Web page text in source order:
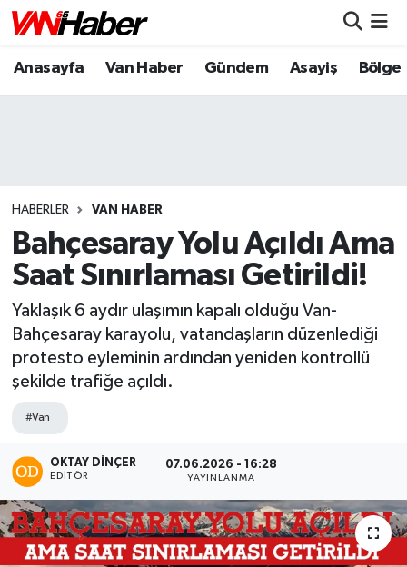
Anasayfa Van Haber Gündem Asayiş Bölge
HABERLER VAN HABER
Bahçesaray Yolu Açıldı Ama
Saat Sınırlaması Getirildi!
Yaklaşık 6 aydır ulaşımın kapalı olduğu Van-
Bahçesaray karayolu, vatandaşların düzenlediği
protesto eyleminin ardından yeniden kontrollü
şekilde trafiğe açıldı.
#Van
OKTAY DİNÇER
EDITÖR
07.06.2026 - 16:28
YAYINLANMA
Nöbetçi Eczaneler
Puan Durumu ve Fikstür
Tüm Manşetler
Son Dakika Haberleri
Haber Arşivi